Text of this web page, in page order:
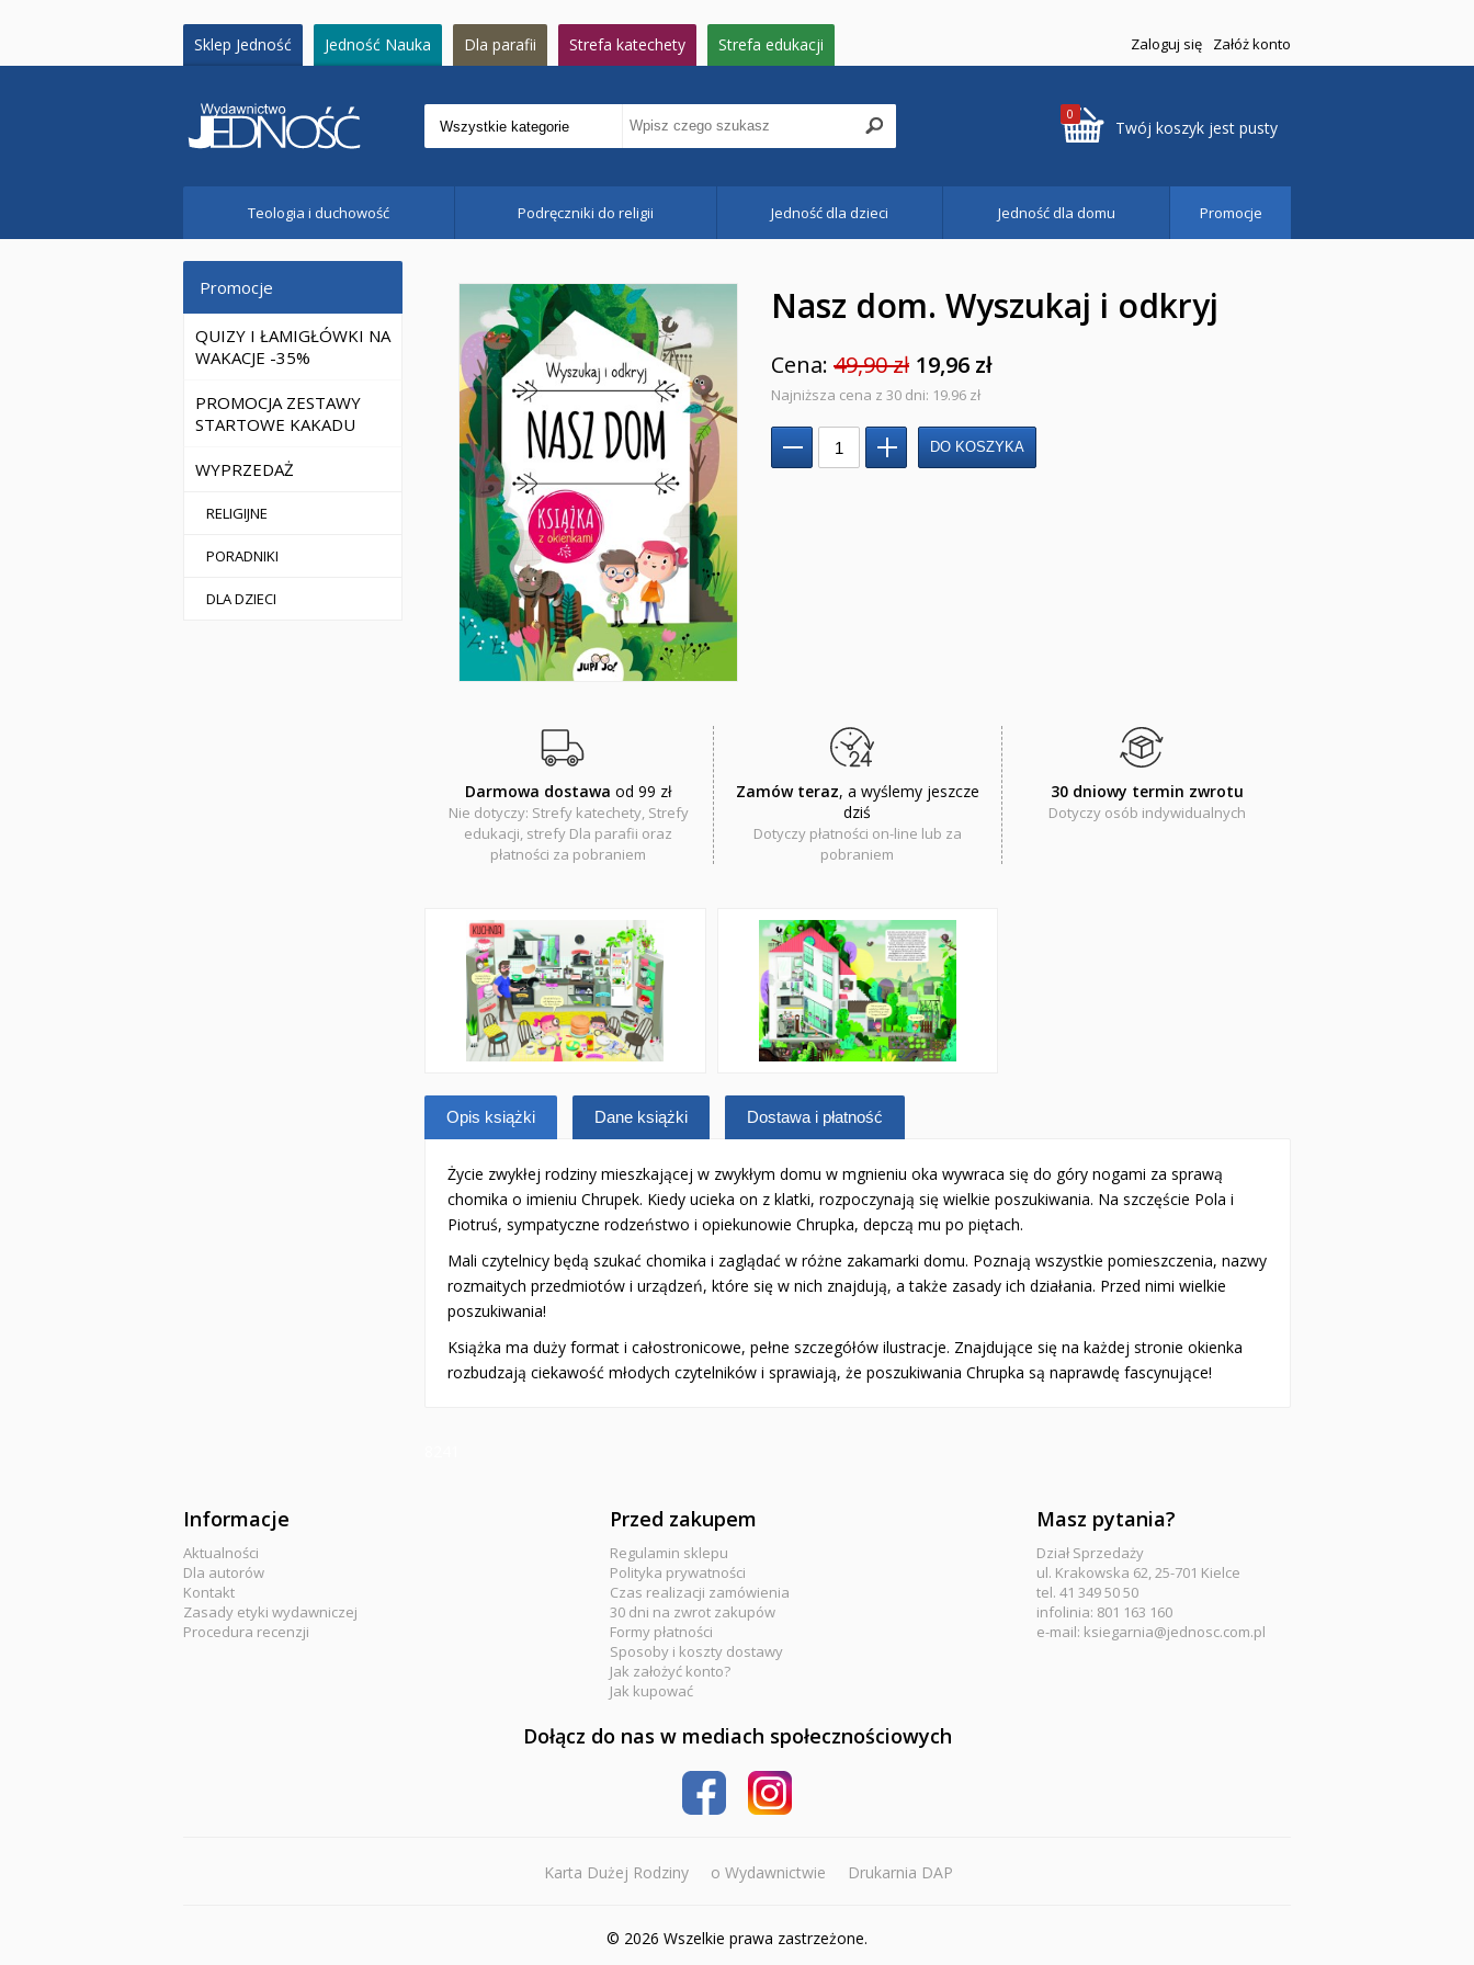
Sklep Jedność Jedność Nauka Dla parafii Strefa katechety Strefa edukacji Zaloguj się Załóż konto
0
Twój koszyk jest pusty
Teologia i duchowość Podręczniki do religii Jedność dla dzieci Jedność dla domu Promocje
Promocje
QUIZY I ŁAMIGŁÓWKI NA
WAKACJE -35%
PROMOCJA ZESTAWY
STARTOWE KAKADU
WYPRZEDAŻ
RELIGIJNE
PORADNIKI
DLA DZIECI
Nasz dom. Wyszukaj i odkryj
Cena: 49,90 zł 19,96 zł
Najniższa cena z 30 dni: 19.96 zł
Darmowa dostawa od 99 zł
Nie dotyczy: Strefy katechety, Strefy
edukacji, strefy Dla parafii oraz
płatności za pobraniem
Zamów teraz, a wyślemy jeszcze
dziś
Dotyczy płatności on-line lub za
pobraniem
30 dniowy termin zwrotu
Dotyczy osób indywidualnych
Opis książki Dane książki Dostawa i płatność
Życie zwykłej rodziny mieszkającej w zwykłym domu w mgnieniu oka wywraca się do góry nogami za sprawą
chomika o imieniu Chrupek. Kiedy ucieka on z klatki, rozpoczynają się wielkie poszukiwania. Na szczęście Pola i
Piotruś, sympatyczne rodzeństwo i opiekunowie Chrupka, depczą mu po piętach.
Mali czytelnicy będą szukać chomika i zaglądać w różne zakamarki domu. Poznają wszystkie pomieszczenia, nazwy
rozmaitych przedmiotów i urządzeń, które się w nich znajdują, a także zasady ich działania. Przed nimi wielkie
poszukiwania!
Książka ma duży format i całostronicowe, pełne szczegółów ilustracje. Znajdujące się na każdej stronie okienka
rozbudzają ciekawość młodych czytelników i sprawiają, że poszukiwania Chrupka są naprawdę fascynujące!
Informacje
Aktualności
Dla autorów
Kontakt
Zasady etyki wydawniczej
Procedura recenzji
Przed zakupem
Regulamin sklepu
Polityka prywatności
Czas realizacji zamówienia
30 dni na zwrot zakupów
Formy płatności
Sposoby i koszty dostawy
Jak założyć konto?
Jak kupować
Masz pytania?
Dział Sprzedaży
ul. Krakowska 62, 25-701 Kielce
tel. 41 349 50 50
infolinia: 801 163 160
e-mail: ksiegarnia@jednosc.com.pl
Dołącz do nas w mediach społecznościowych
Karta Dużej Rodziny o Wydawnictwie Drukarnia DAP
© 2026 Wszelkie prawa zastrzeżone.